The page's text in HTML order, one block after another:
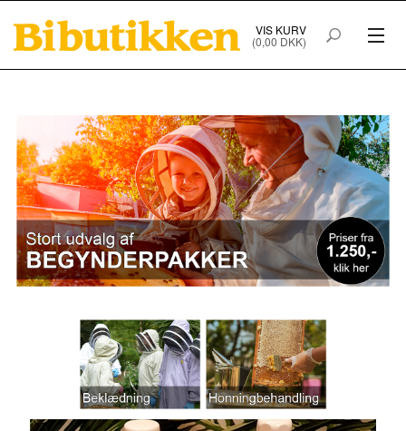
VIS KURV
(0,00 DKK)
FORSIDE HANDELSBETINGELSER